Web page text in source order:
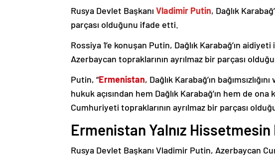
Rusya Devlet Başkanı Vladimir Putin, Dağlık
parçası olduğunu ifade etti.
Rossiya 1’e konuşan Putin, Dağlık Karabağ’ın
Azerbaycan topraklarının ayrılmaz bir parçası
Putin, “Ermenistan, Dağlık Karabağ’ın
hukuk açısından hem Dağlık Karabağ’ın hem de
Cumhuriyeti topraklarının ayrılmaz bir parçası
Ermenistan Yalnız Hissetmesin
Rusya Devlet Başkanı Vladimir Putin, Azerbaycan